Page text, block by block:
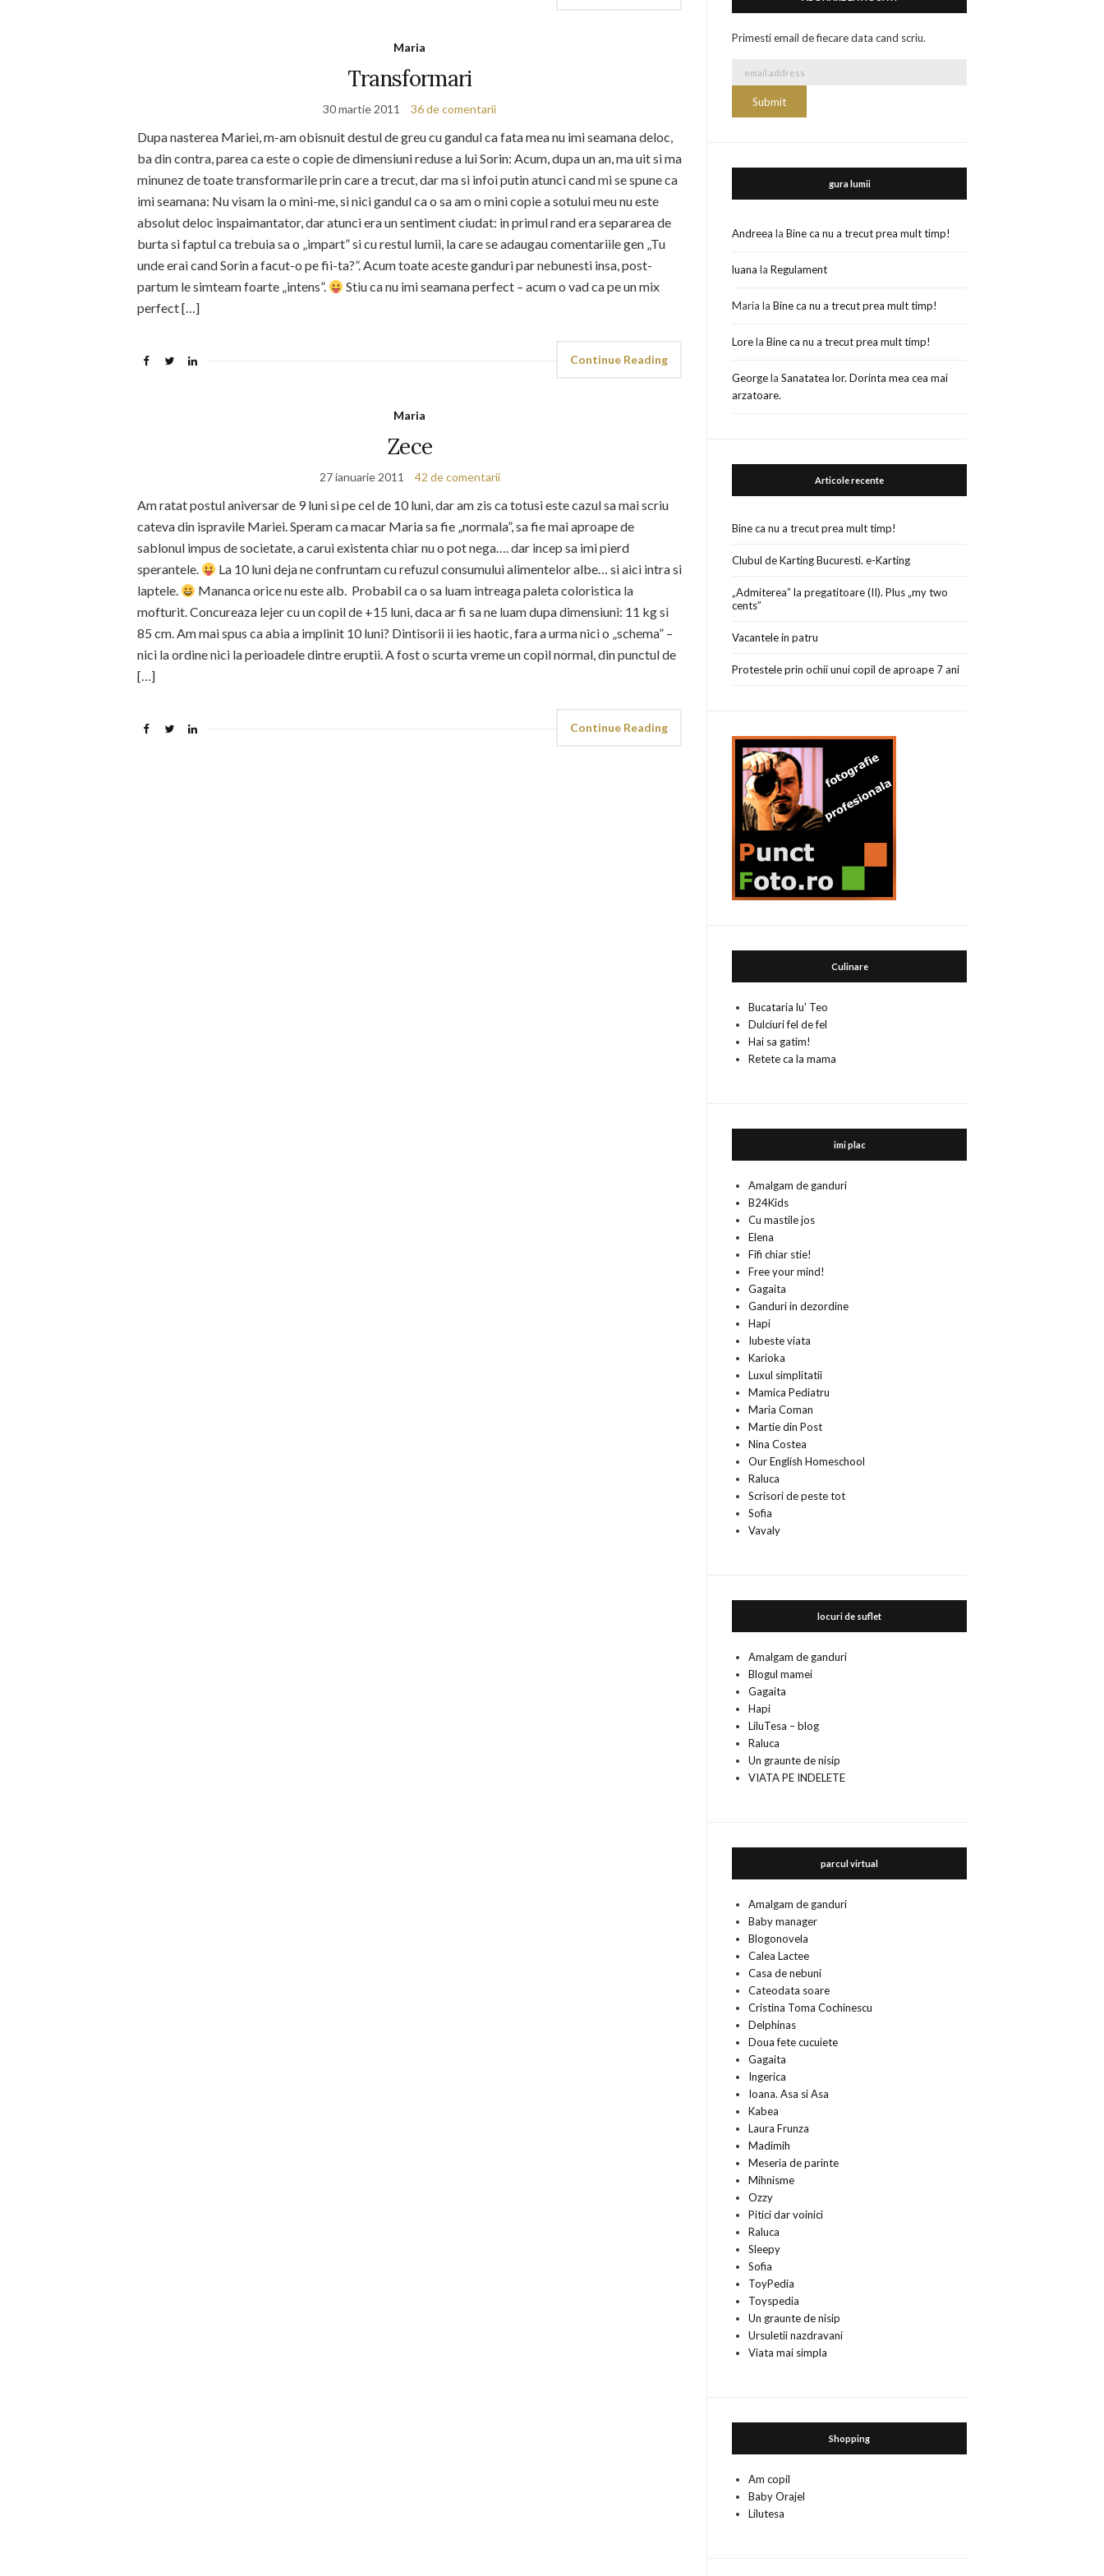
Maria
Transformari
30 martie 2011 36 de comentarii
Dupa nasterea Mariei, m-am obisnuit destul de greu cu gandul ca fata mea nu imi seamana deloc,
ba din contra, parea ca este o copie de dimensiuni reduse a lui Sorin: Acum, dupa un an, ma uit si ma
minunez de toate transformarile prin care a trecut, dar ma si infoi putin atunci cand mi se spune ca
imi seamana: Nu visam la o mini-me, si nici gandul ca o sa am o mini copie a sotului meu nu este
absolut deloc inspaimantator, dar atunci era un sentiment ciudat: in primul rand era separarea de
burta si faptul ca trebuia sa o „impart” si cu restul lumii, la care se adaugau comentariile gen „Tu
unde erai cand Sorin a facut-o pe fii-ta?”. Acum toate aceste ganduri par nebunesti insa, post-
partum le simteam foarte „intens”.
Stiu ca nu imi seamana perfect – acum o vad ca pe un mix
perfect […]
Continue Reading
Maria
Zece
27 ianuarie 2011 42 de comentarii
Am ratat postul aniversar de 9 luni si pe cel de 10 luni, dar am zis ca totusi este cazul sa mai scriu
cateva din ispravile Mariei. Speram ca macar Maria sa fie „normala”, sa fie mai aproape de
sablonul impus de societate, a carui existenta chiar nu o pot nega…. dar incep sa imi pierd
sperantele.
La 10 luni deja ne confruntam cu refuzul consumului alimentelor albe… si aici intra si
laptele.
Mananca orice nu este alb. Probabil ca o sa luam intreaga paleta coloristica la
mofturit. Concureaza lejer cu un copil de +15 luni, daca ar fi sa ne luam dupa dimensiuni: 11 kg si
85 cm. Am mai spus ca abia a implinit 10 luni? Dintisorii ii ies haotic, fara a urma nici o „schema” –
nici la ordine nici la perioadele dintre eruptii. A fost o scurta vreme un copil normal, din punctul de
[…]
Continue Reading
Primesti email de fiecare data cand scriu.
gura lumii
Andreea laBine ca nu a trecut prea mult timp!
luana laRegulament
Maria laBine ca nu a trecut prea mult timp!
LorelaBine ca nu a trecut prea mult timp!
GeorgelaSanatatea lor. Dorinta mea cea mai
arzatoare.
Articole recente
Bine ca nu a trecut prea mult timp!
Clubul de Karting Bucuresti. e-Karting
„Admiterea” la pregatitoare (II). Plus „my two
cents”
Vacantele in patru
Protestele prin ochii unui copil de aproape 7 ani
Culinare
Bucataria lu' Teo
Dulciuri fel de fel
Hai sa gatim!
Retete ca la mama
imi plac
Amalgam de ganduri
B24Kids
Cu mastile jos
Elena
Fifi chiar stie!
Free your mind!
Gagaita
Ganduri in dezordine
Hapi
Iubeste viata
Karioka
Luxul simplitatii
Mamica Pediatru
Maria Coman
Martie din Post
Nina Costea
Our English Homeschool
Raluca
Scrisori de peste tot
Sofia
Vavaly
locuri de suflet
Amalgam de ganduri
Blogul mamei
Gagaita
Hapi
LiluTesa – blog
Raluca
Un graunte de nisip
VIATA PE INDELETE
parcul virtual
Amalgam de ganduri
Baby manager
Blogonovela
Calea Lactee
Casa de nebuni
Cateodata soare
Cristina Toma Cochinescu
Delphinas
Doua fete cucuiete
Gagaita
Ingerica
Ioana. Asa si Asa
Kabea
Laura Frunza
Madimih
Meseria de parinte
Mihnisme
Ozzy
Pitici dar voinici
Raluca
Sleepy
Sofia
ToyPedia
Toyspedia
Un graunte de nisip
Ursuletii nazdravani
Viata mai simpla
Shopping
Am copil
Baby Orajel
Lilutesa